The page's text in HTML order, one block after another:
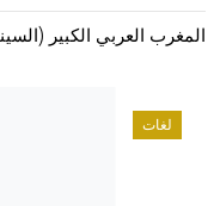
المغرب العربي الكبير
لغات